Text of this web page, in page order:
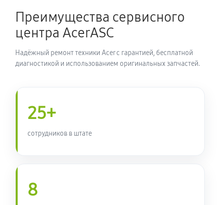
Преимущества сервисного
центра AcerASC
Надёжный ремонт техники Acer с гарантией, бесплатной
диагностикой и использованием оригинальных запчастей.
25+
сотрудников в штате
8